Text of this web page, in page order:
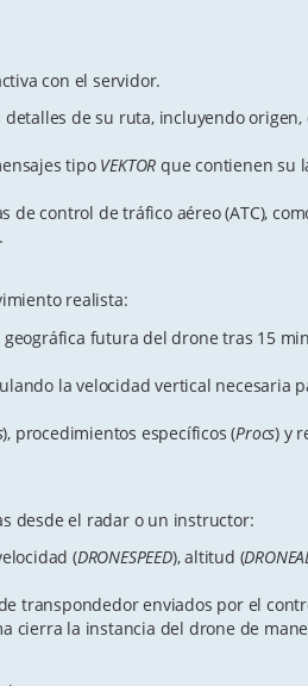
con el servidor.
de su ruta, incluyendo origen,
tipo VEKTOR que contienen su
control de tráfico aéreo (ATC),
realista:
futura del drone tras 15
la velocidad vertical necesaria
), procedimientos específicos (Procs) y
desde el radar o un instructor:
(DRONESPEED), altitud (
transpondedor enviados por el
cierra la instancia del drone de